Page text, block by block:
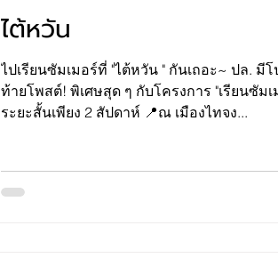
ไต้หวัน
ไปเรียนซัมเมอร์ที่ "ไต้หวัน " กันเถอะ~ ปล. มีโ
ท้ายโพสต์! พิเศษสุด ๆ กับโครงการ "เรียนซัมเ
ระยะสั้นเพียง 2 สัปดาห์ 📍ณ เมืองไทจง...